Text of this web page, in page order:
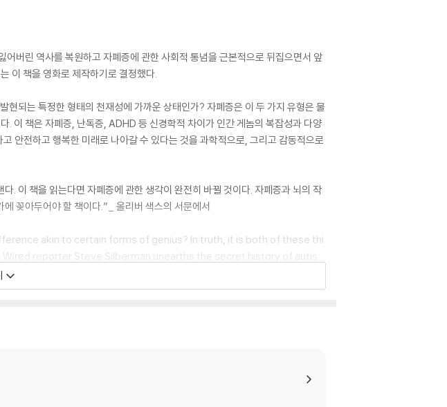
어버린 역사를 복원하고 자폐증에 관한 사회적 통념을 근본적으로 뒤집으면서 앞
이 책을 영화로 제작하기로 결정했다.
되는 특정한 형태의 천재성에 가까운 상태인가? 자폐증은 이 두 가지 유형은 물
. 이 책은 자폐증, 난독증, ADHD 등 신경학적 차이가 인간 게놈의 복잡성과 다양
안전하고 행복한 미래로 나아갈 수 있다는 것을 과학적으로, 그리고 감동적으로
. 이 책을 읽는다면 자폐증에 관한 생각이 완전히 바뀔 것이다. 자폐증과 뇌의 작
꽂아두어야 할 책이다.”_ 올리버 색스의 서문에서
akin to certain forms of genius? In truth, it is both of these thi
reporter Steve Silberman unearths the secret history of autis
and finds surprising answers to the crucial question of why the nu
autism research and chronicling the brave and lonely journey of auti
those who love them have access to the resources they need t
for fifty years; and casts light on the growing movement of "neur
in the workplace and in education, and the right to self-d